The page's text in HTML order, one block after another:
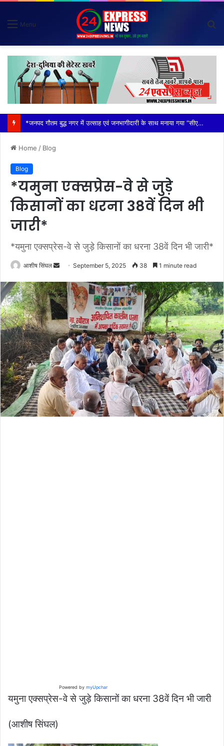
Menu
*विदेशी मूल के व्यक्तियों (नाइजीरियन) से परेशान होकर ग्राम वासियों ने रबूपुरा थाने में एक ज्ञापन दिया*
Home / Blog
Blog
*यमुना एक्सप्रेस-वे से जुड़े
किसानों का धरना 38वें दिन भी
जारी*
*यमुना एक्सप्रेस-वे से जुड़े किसानों का धरना 38वें दिन भी जारी*
आशीष सिंघल
Send
email
September 5, 2025 38 1 minute read
Powered bymyUpchar
यमुना एक्सप्रेस-वे से जुड़े किसानों का धरना 38वें दिन भी जारी
(आशीष सिंघल)